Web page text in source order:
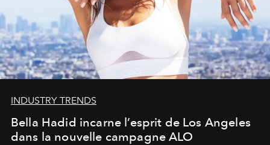
INDUSTRY TRENDS
Bella Hadid incarne l’esprit de Los Angeles
dans la nouvelle campagne ALO